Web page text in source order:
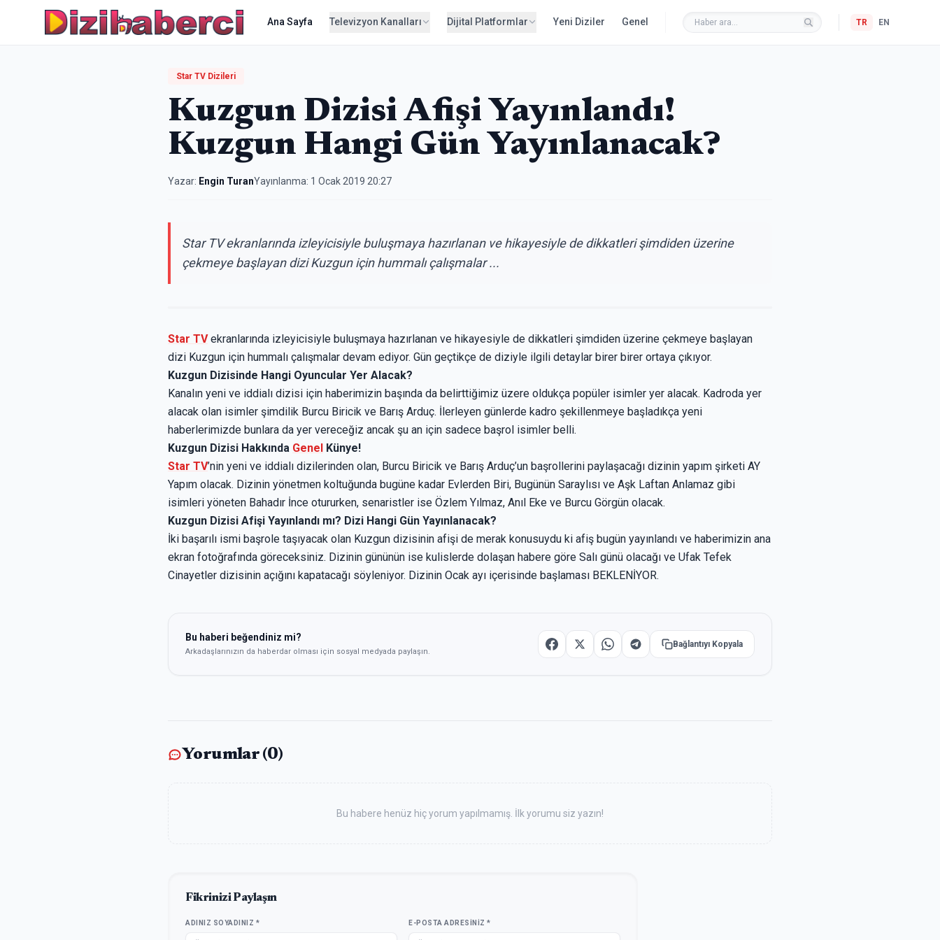
Ana Sayfa Televizyon Kanalları Dijital Platformlar Yeni Diziler Genel TR EN
Star TV Dizileri
Kuzgun Dizisi Afişi Yayınlandı!
Kuzgun Hangi Gün Yayınlanacak?
Yazar: Engin TuranYayınlanma: 1 Ocak 2019 20:27
Star TV ekranlarında izleyicisiyle buluşmaya hazırlanan ve hikayesiyle de dikkatleri şimdiden üzerine
çekmeye başlayan dizi Kuzgun için hummalı çalışmalar ...
Star TVekranlarında izleyicisiyle buluşmaya hazırlanan ve hikayesiyle de dikkatleri şimdiden üzerine çekmeye başlayan
dizi Kuzgun için hummalı çalışmalar devam ediyor. Gün geçtikçe de diziyle ilgili detaylar birer birer ortaya çıkıyor.
Kuzgun Dizisinde Hangi Oyuncular Yer Alacak?
Kanalın yeni ve iddialı dizisi için haberimizin başında da belirttiğimiz üzere oldukça popüler isimler yer alacak. Kadroda yer
alacak olan isimler şimdilik Burcu Biricik ve Barış Arduç. İlerleyen günlerde kadro şekillenmeye başladıkça yeni
haberlerimizde bunlara da yer vereceğiz ancak şu an için sadece başrol isimler belli.
Kuzgun Dizisi Hakkında Genel Künye!
Star TV’nin yeni ve iddialı dizilerinden olan, Burcu Biricik ve Barış Arduç’un başrollerini paylaşacağı dizinin yapım şirketi AY
Yapım olacak. Dizinin yönetmen koltuğunda bugüne kadar Evlerden Biri, Bugünün Saraylısı ve Aşk Laftan Anlamaz gibi
isimleri yöneten Bahadır İnce otururken, senaristler ise Özlem Yılmaz, Anıl Eke ve Burcu Görgün olacak.
Kuzgun Dizisi Afişi Yayınlandı mı? Dizi Hangi Gün Yayınlanacak?
İki başarılı ismi başrole taşıyacak olan Kuzgun dizisinin afişi de merak konusuydu ki afiş bugün yayınlandı ve haberimizin ana
ekran fotoğrafında göreceksiniz. Dizinin gününün ise kulislerde dolaşan habere göre Salı günü olacağı ve Ufak Tefek
Cinayetler dizisinin açığını kapatacağı söyleniyor. Dizinin Ocak ayı içerisinde başlaması BEKLENİYOR.
Bu haberi beğendiniz mi?
Arkadaşlarınızın da haberdar olması için sosyal medyada paylaşın.
Bağlantıyı Kopyala
Yorumlar (0)
Bu habere henüz hiç yorum yapılmamış. İlk yorumu siz yazın!
Fikrinizi Paylaşın
ADINIZ SOYADINIZ * E-POSTA ADRESINIZ *